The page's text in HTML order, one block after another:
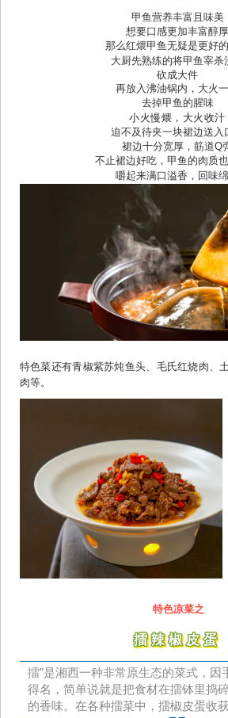
甲鱼营养丰富且味美
想要口感更加丰富醇厚
那么红煨甲鱼无疑是更好
大厨先熟练的将甲鱼宰杀
砍成大件
再放入沸油锅内，大火
去掉甲鱼的腥味
小火慢煨，大火收汁
迫不及待夹一块裙边送入
裙边十分宽厚，筋道Q
不止裙边好吃，甲鱼的肉质
嚼起来满口溢香，回味
特色菜还有青椒紫苏炖鱼头、毛氏红烧肉、
肉等。
特色凉菜之
擂辣椒皮蛋
擂”是湘西一种非常原生态的菜式，因
得名，简单说就是把食材在擂钵里捣
的香味。在各种擂菜中，擂椒皮蛋收获